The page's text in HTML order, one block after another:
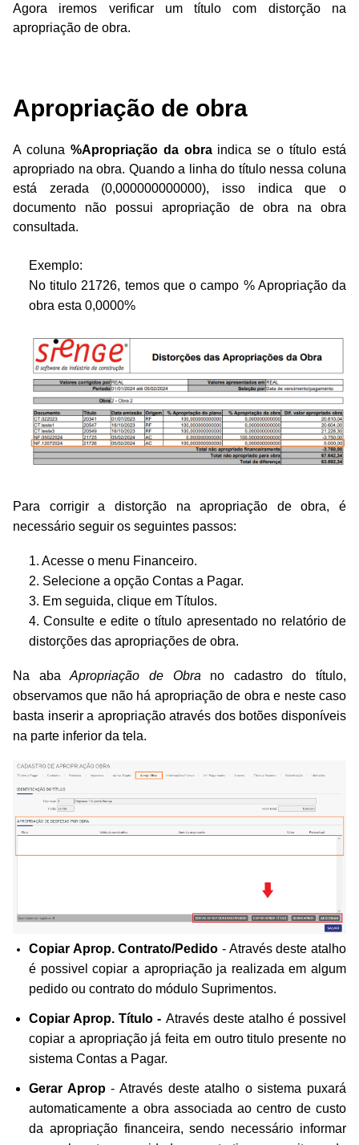
Agora iremos verificar um título com distorção na
apropriação de obra.
Apropriação de obra
A coluna %Apropriação da obra indica se o título está
apropriado na obra. Quando a linha do título nessa coluna
está zerada (0,000000000000), isso indica que o
documento não possui apropriação de obra na obra
consultada.
Exemplo:
No titulo 21726, temos que o campo % Apropriação da
obra esta 0,0000%
Para corrigir a distorção na apropriação de obra, é
necessário seguir os seguintes passos:
1. Acesse o menu Financeiro.
2. Selecione a opção Contas a Pagar.
3. Em seguida, clique em Títulos.
4. Consulte e edite o título apresentado no relatório de
distorções das apropriações de obra.
Na abaApropriação de Obra no cadastro do título,
observamos que não há apropriação de obra e neste caso
basta inserir a apropriação através dos botões disponíveis
na parte inferior da tela.
Copiar Aprop. Contrato/Pedido - Através deste atalho
é possivel copiar a apropriação ja realizada em algum
pedido ou contrato do módulo Suprimentos.
Copiar Aprop. Título- Através deste atalho é possivel
copiar a apropriação já feita em outro titulo presente no
sistema Contas a Pagar.
Gerar Aprop- Através deste atalho o sistema puxará
automaticamente a obra associada ao centro de custo
da apropriação financeira, sendo necessário informar